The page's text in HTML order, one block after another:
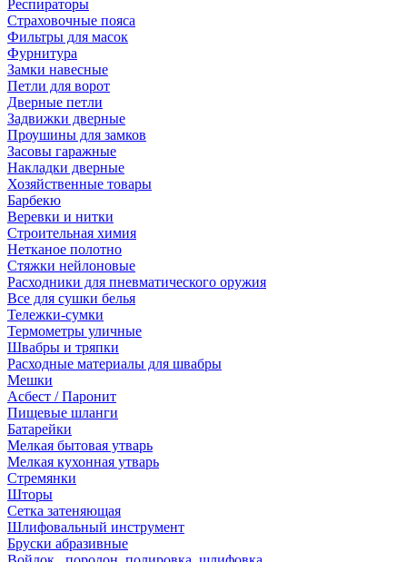
Респираторы
Страховочные пояса
Фильтры для масок
Фурнитура
Замки навесные
Петли для ворот
Дверные петли
Задвижки дверные
Проушины для замков
Засовы гаражные
Накладки дверные
Хозяйственные товары
Барбекю
Веревки и нитки
Строительная химия
Нетканое полотно
Стяжки нейлоновые
Расходники для пневматического оружия
Все для сушки белья
Тележки-сумки
Термометры уличные
Швабры и тряпки
Расходные материалы для швабры
Мешки
Асбест / Паронит
Пищевые шланги
Батарейки
Мелкая бытовая утварь
Мелкая кухонная утварь
Стремянки
Шторы
Сетка затеняющая
Шлифовальный инструмент
Бруски абразивные